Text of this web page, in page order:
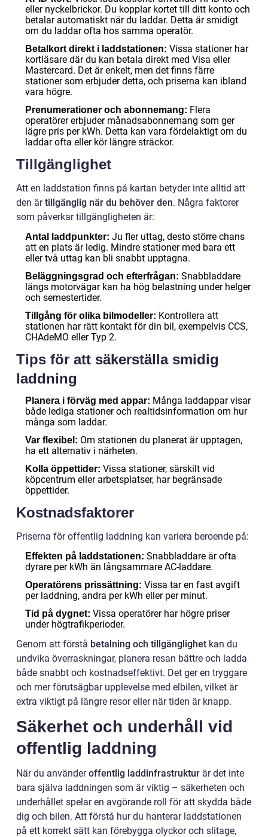
eller nyckelbrickor. Du kopplar kortet till ditt konto och
betalar automatiskt när du laddar. Detta är smidigt
om du laddar ofta hos samma operatör.
Betalkort direkt i laddstationen: Vissa stationer har
kortläsare där du kan betala direkt med Visa eller
Mastercard. Det är enkelt, men det finns färre
stationer som erbjuder detta, och priserna kan ibland
vara högre.
Prenumerationer och abonnemang: Flera
operatörer erbjuder månadsabonnemang som ger
lägre pris per kWh. Detta kan vara fördelaktigt om du
laddar ofta eller kör längre sträckor.
Tillgänglighet
Att en laddstation finns på kartan betyder inte alltid att
den ärtillgänglig när du behöver den. Några faktorer
som påverkar tillgängligheten är:
Antal laddpunkter: Ju fler uttag, desto större chans
att en plats är ledig. Mindre stationer med bara ett
eller två uttag kan bli snabbt upptagna.
Beläggningsgrad och efterfrågan: Snabbladdare
längs motorvägar kan ha hög belastning under helger
och semestertider.
Tillgång för olika bilmodeller: Kontrollera att
stationen har rätt kontakt för din bil, exempelvis CCS,
CHAdeMO eller Typ 2.
Tips för att säkerställa smidig
laddning
Planera i förväg med appar: Många laddappar visar
både lediga stationer och realtidsinformation om hur
många som laddar.
Var flexibel: Om stationen du planerat är upptagen,
ha ett alternativ i närheten.
Kolla öppettider: Vissa stationer, särskilt vid
köpcentrum eller arbetsplatser, har begränsade
öppettider.
Kostnadsfaktorer
Priserna för offentlig laddning kan variera beroende på:
Effekten på laddstationen: Snabbladdare är ofta
dyrare per kWh än långsammare AC-laddare.
Operatörens prissättning: Vissa tar en fast avgift
per laddning, andra per kWh eller per minut.
Tid på dygnet: Vissa operatörer har högre priser
under högtrafikperioder.
Genom att förstå betalning och tillgänglighet kan du
undvika överraskningar, planera resan bättre och ladda
både snabbt och kostnadseffektivt. Det ger en tryggare
och mer förutsägbar upplevelse med elbilen, vilket är
extra viktigt på längre resor eller när tiden är knapp.
Säkerhet och underhåll vid
offentlig laddning
När du använderoffentlig laddinfrastruktur är det inte
bara själva laddningen som är viktig – säkerheten och
underhållet spelar en avgörande roll för att skydda både
dig och bilen. Att förstå hur du hanterar laddstationen
på ett korrekt sätt kan förebygga olyckor och slitage,